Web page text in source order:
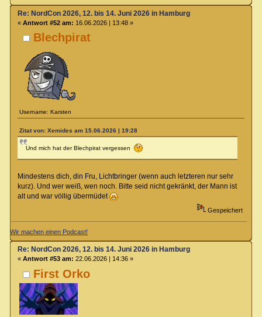
Blechpirat
Username: Karsten
Re: NordCon 2026, 12. bis 14. Juni 2026 in Hamburg
« Antwort #52 am: 16.06.2026 | 13:48 »
Zitat von: Xemides am 15.06.2026 | 19:28
Und mich hat der Blechpirat vergessen
Mindestens dich, din Fru, Lichtbringer (wenn auch letzteren nur sehr
kurz). Und wer weiß, wen noch. Bitte seid nicht gekränkt, der Mann ist
alt und war völlig übermüdet
Gespeichert
Wir machen einen Podcast!
First Orko
Re: NordCon 2026, 12. bis 14. Juni 2026 in Hamburg
« Antwort #53 am: 22.06.2026 | 14:36 »